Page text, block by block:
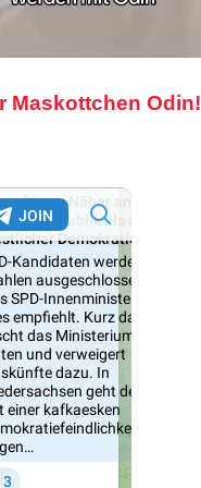
Maskottchen Odin!